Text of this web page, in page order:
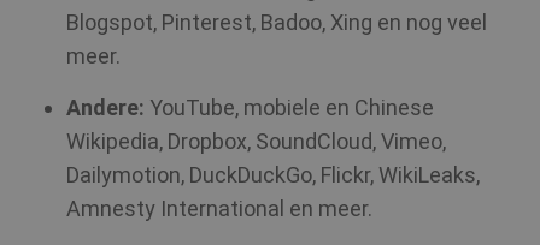
Blogspot, Pinterest, Badoo, Xing en nog veel
meer.
Andere: YouTube, mobiele en Chinese
Wikipedia, Dropbox, SoundCloud, Vimeo,
Dailymotion, DuckDuckGo, Flickr, WikiLeaks,
Amnesty International en meer.